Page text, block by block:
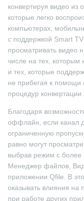
конвертируя видео
которые легко
компьютерах,
с поддержкой Smart
просматривать видео
числе на тех, которым
и тех, которые
не прибегая к
процедур конвертации.
Благодаря
оффлайн, если канал
ограниченную
равно могут
выбрав режим с
Менеджер файлов,
приложении Qfile. В
оказывать влияния на
при работе других